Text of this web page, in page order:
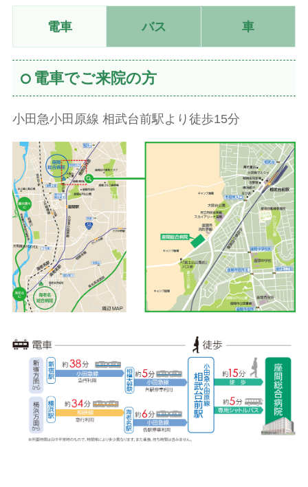
電車 バス 車
電車でご来院の方
小田急小田原線 相武台前駅より徒歩15分